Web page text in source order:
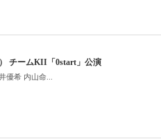
チームKII「0start」公演
優希 内山命...